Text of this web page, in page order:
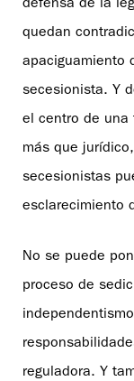
defensa de la
quedan
apaciguamiento
secesionista. Y
el centro de una
más que
secesionistas
esclarecimiento
No se puede
proceso de
reguladora. Y